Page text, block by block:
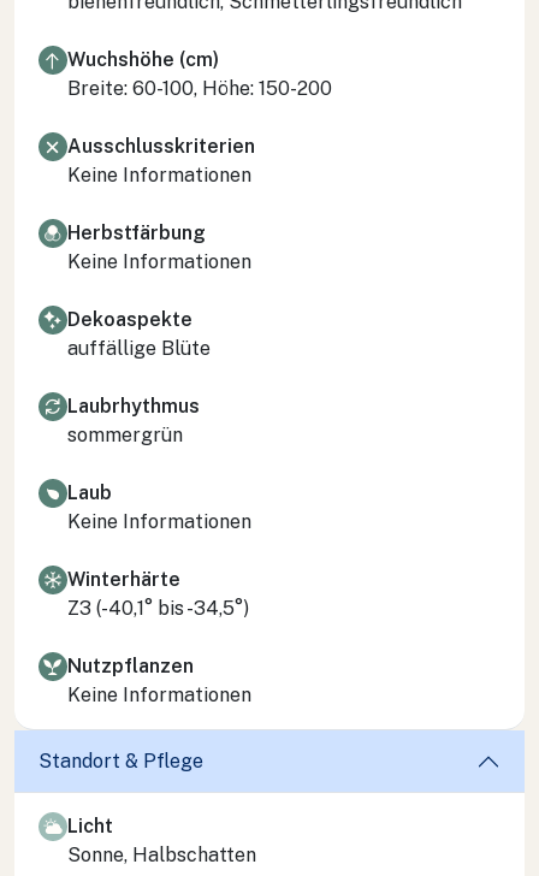
Wuchshöhe (cm)
Breite: 60-100, Höhe: 150-200
Ausschlusskriterien
Keine Informationen
Herbstfärbung
Keine Informationen
Dekoaspekte
auffällige Blüte
Laubrhythmus
sommergrün
Laub
Keine Informationen
Winterhärte
Z3 (-40,1° bis -34,5°)
Nutzpflanzen
Keine Informationen
Standort & Pflege
Licht
Sonne, Halbschatten